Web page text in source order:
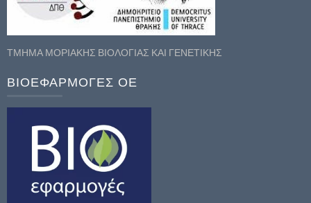
ΤΜΗΜΑ ΜΟΡΙΑΚΗΣ ΒΙΟΛΟΓΙΑΣ ΚΑΙ ΓΕΝΕΤΙΚΗΣ
ΒΙΟΕΦΑΡΜΟΓΕΣ ΟΕ